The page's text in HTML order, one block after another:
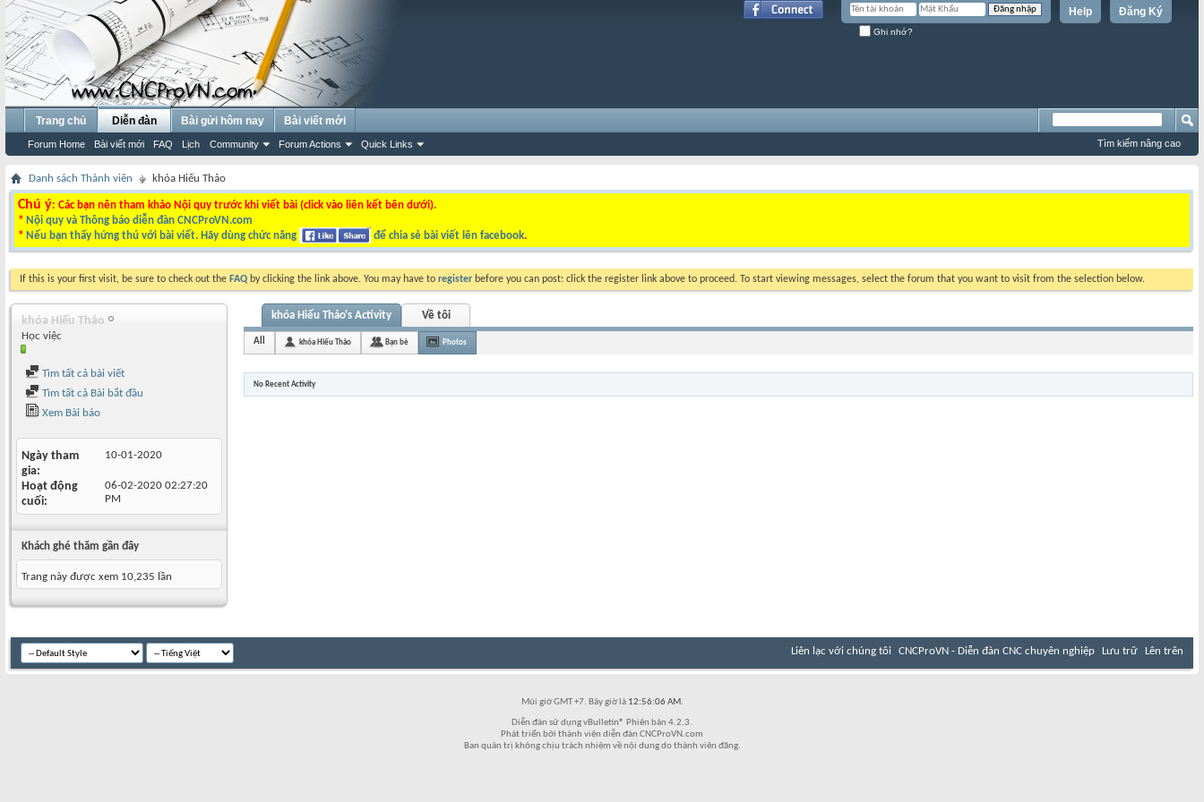
Đăng Ký
Help
Ghi nhớ?
Trang chủ Diễn đàn
Forum Home Bài viết mới FAQ Lịch Community Forum Actions Quick Links
Bài gửi hôm nay Bài viết mới
Tìm kiếm nâng cao
Danh sách Thành viên khóa Hiếu Thảo
Chú ý: Các bạn nên tham khảo Nội quy trước khi viết bài (click vào liên kết bên dưới).
* Nội quy và Thông báo diễn đàn CNCProVN.com
* Nếu bạn thấy hứng thú với bài viết. Hãy dùng chức năng để chia sẻ bài viết lên facebook.
If this is your first visit, be sure to check out the FAQ by clicking the link above. You may have to register before you can post: click the register link above to proceed. To start viewing messages, select the forum that you want to visit from the selection below.
khóa Hiếu Thảo
Học việc
Tìm tất cả bài viết
Tìm tất cả Bài bắt đầu
Xem Bài báo
Ngày tham
gia
10-01-2020
Hoạt động
cuối
06-02-2020 02:27:20
PM
Khách ghé thăm gần đây
Trang này được xem 10,235 lần
khóa Hiếu Thảo's Activity Về tôi
All khóa Hiếu Thảo Bạn bè Photos
No Recent Activity
Liên lạc với chúng tôi CNCProVN - Diễn đàn CNC chuyên nghiệp Lưu trữ Lên trên
Múi giờ GMT +7. Bây giờ là 12:56:06 AM.
Diễn đàn sử dụng vBulletin® Phiên bản 4.2.3.
Phát triển bởi thành viên diễn đàn CNCProVN.com
Ban quản trị không chịu trách nhiệm về nội dung do thành viên đăng.